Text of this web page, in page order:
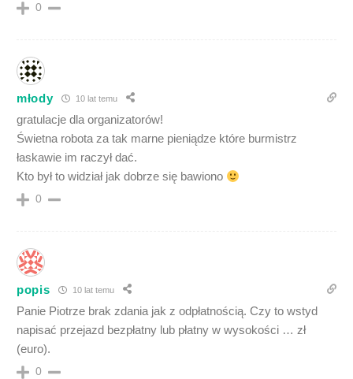
0
młody 10 lat temu
gratulacje dla organizatorów!
Świetna robota za tak marne pieniądze które burmistrz
łaskawie im raczył dać.
Kto był to widział jak dobrze się bawiono
0
popis 10 lat temu
Panie Piotrze brak zdania jak z odpłatnością. Czy to wstyd
napisać przejazd bezpłatny lub płatny w wysokości … zł
(euro).
0